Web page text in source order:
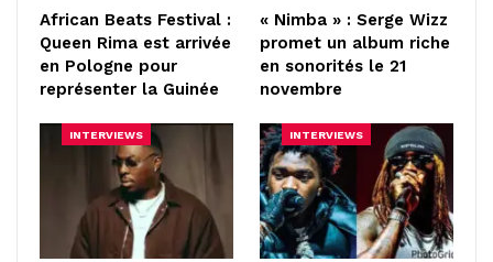
African Beats Festival :
Queen Rima est arrivée
en Pologne pour
représenter la Guinée
« Nimba » : Serge Wizz
promet un album riche
en sonorités le 21
novembre
INTERVIEWS INTERVIEWS